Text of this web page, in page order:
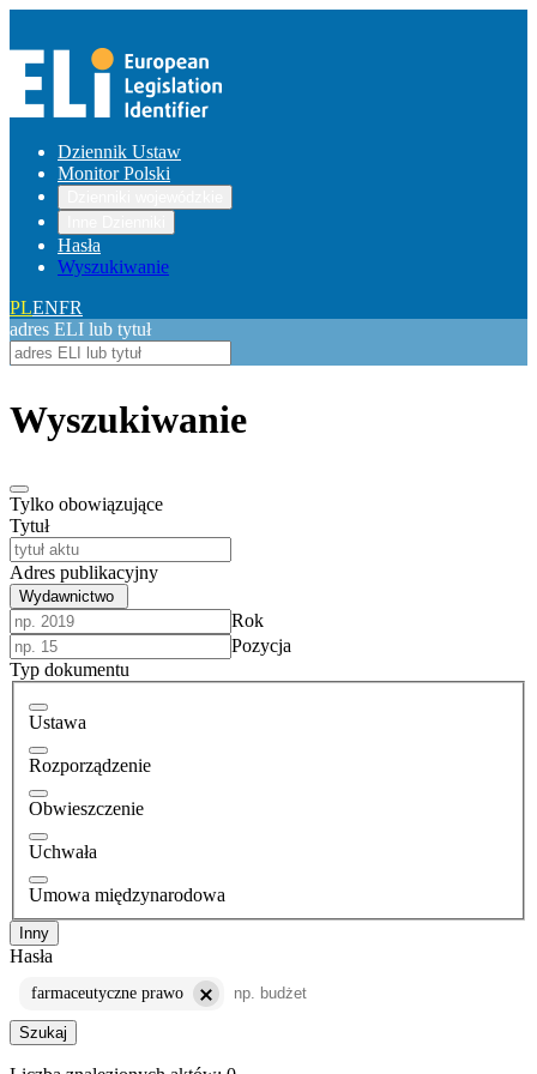
Dziennik Ustaw
Monitor Polski
Hasła
Wyszukiwanie
PLENFR
adres ELI lub tytuł
Wyszukiwanie
Tylko obowiązujące
Tytuł
Adres publikacyjny
Wydawnictwo
Rok
Pozycja
Typ dokumentu
Ustawa
Rozporządzenie
Obwieszczenie
Uchwała
Umowa międzynarodowa
Inny
Hasła
farmaceutyczne prawo
Szukaj